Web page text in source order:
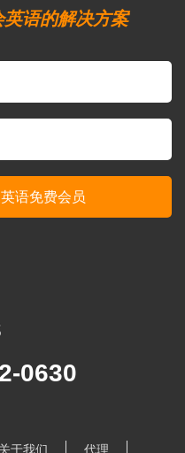
英语的解决方案
0630
关于我们 代理